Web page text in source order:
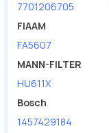
7701206705
FIAAM
FA5607
MANN-FILTER
HU611X
Bosch
1457429184